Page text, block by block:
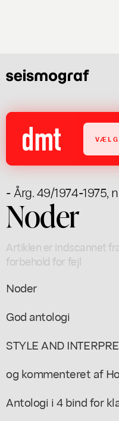
VÆLG
- Årg. 49/1974-1975,
Noder
Artiklen er indscannet
forbehold for fejl
Noder
God antologi
STYLE AND
og kommenteret af
Antologi i 4 bind for